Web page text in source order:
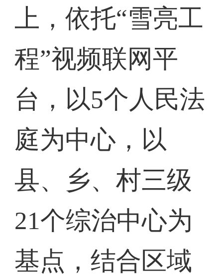
上，依托“雪亮工
程”视频联网平
台，以5个人民法
庭为中心，以
县、乡、村三级
21个综治中心为
基点，结合区域